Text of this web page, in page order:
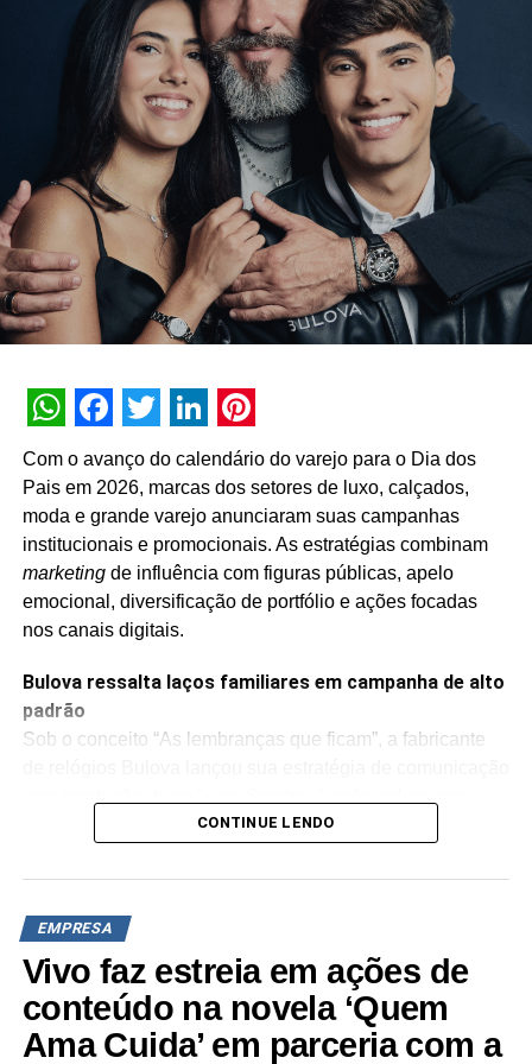
WhatsApp
Facebook
Twitter
LinkedIn
Pinterest
Com o avanço do calendário do varejo para o Dia dos
Pais em 2026, marcas dos setores de luxo, calçados,
moda e grande varejo anunciaram suas campanhas
institucionais e promocionais. As estratégias combinam
marketingde influência com figuras públicas, apelo
emocional, diversificação de portfólio e ações focadas
nos canais digitais.
Bulova ressalta laços familiares em campanha de alto
padrão
Sob o conceito “As lembranças que ficam”, a fabricante
evidência a ideia do relógio como um item transmitido
Rafael Zulu ao lado da filha, Luiza Zulu, além de Israel
Vasconcelos,CEOda SWG Brasil (distribuidora da marca
no país), acompanhado de seus filhos João Pedro e
Maria Clara. O plano de mídia contempla veiculação em
redes sociais com formatos defashion films, reelse
CONTINUE LENDO
EMPRESA
Vivo faz estreia em ações de
conteúdo na novela ‘Quem
Ama Cuida’ em parceria com a